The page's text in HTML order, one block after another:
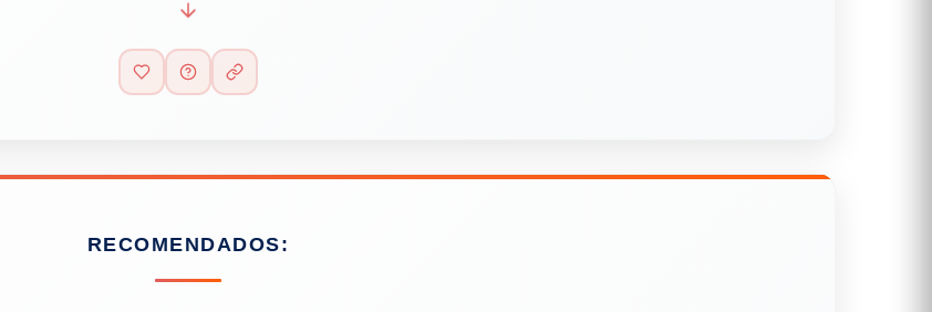
RECOMENDADOS: